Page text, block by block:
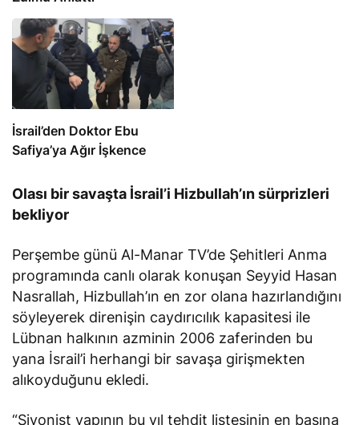
İsrail’den Doktor Ebu
Safiya’ya Ağır İşkence
Olası bir savaşta İsrail’i Hizbullah’ın sürprizleri
bekliyor
Perşembe günü Al-Manar TV’de Şehitleri Anma
programında canlı olarak konuşan Seyyid Hasan
Nasrallah, Hizbullah’ın en zor olana hazırlandığını
söyleyerek direnişin caydırıcılık kapasitesi ile
Lübnan halkının azminin 2006 zaferinden bu
yana İsrail’i herhangi bir savaşa girişmekten
alıkoyduğunu ekledi.
“Siyonist yapının bu yıl tehdit listesinin en başına